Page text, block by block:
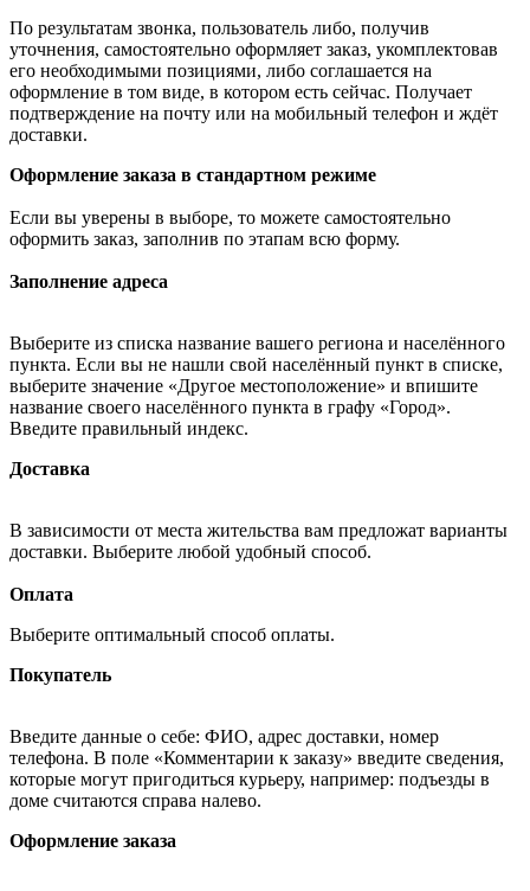
По результатам звонка, пользователь либо, получив
уточнения, самостоятельно оформляет заказ, укомплектовав
его необходимыми позициями, либо соглашается на
оформление в том виде, в котором есть сейчас. Получает
подтверждение на почту или на мобильный телефон и ждёт
доставки.
Оформление заказа в стандартном режиме
Если вы уверены в выборе, то можете самостоятельно
оформить заказ, заполнив по этапам всю форму.
Заполнение адреса
Выберите из списка название вашего региона и населённого
пункта. Если вы не нашли свой населённый пункт в списке,
выберите значение «Другое местоположение» и впишите
название своего населённого пункта в графу «Город».
Введите правильный индекс.
Доставка
В зависимости от места жительства вам предложат варианты
доставки. Выберите любой удобный способ.
Оплата
Выберите оптимальный способ оплаты.
Покупатель
Введите данные о себе: ФИО, адрес доставки, номер
телефона. В поле «Комментарии к заказу» введите сведения,
которые могут пригодиться курьеру, например: подъезды в
доме считаются справа налево.
Оформление заказа